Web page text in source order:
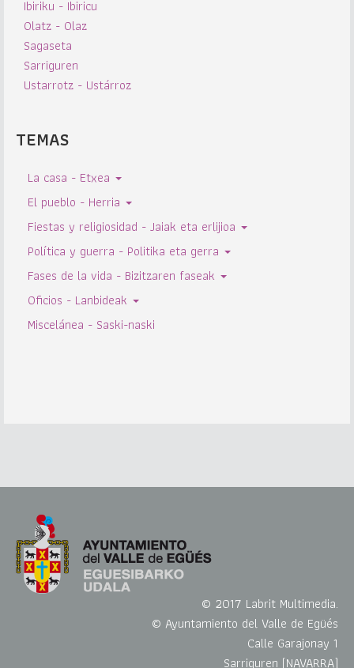
Ibiriku - Ibiricu
Olatz - Olaz
Sagaseta
Sarriguren
Ustarrotz - Ustárroz
TEMAS
La casa - Etxea
El pueblo - Herria
Fiestas y religiosidad - Jaiak eta erlijioa
Política y guerra - Politika eta gerra
Fases de la vida - Bizitzaren faseak
Oficios - Lanbideak
Miscelánea - Saski-naski
© 2017 Labrit Multimedia.
© Ayuntamiento del Valle de Egüés
Calle Garajonay 1
Sarriguren (NAVARRA)